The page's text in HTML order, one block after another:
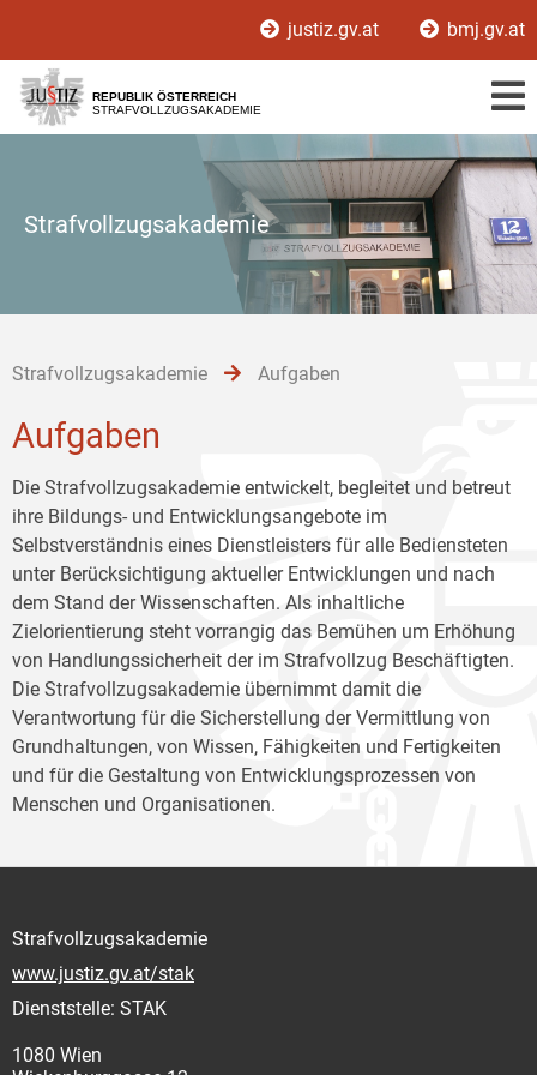
[1]
[2]
[3]
justiz.gv.at bmj.gv.at
REPUBLIK ÖSTERREICH
STRAFVOLLZUGSAKADEMIE
Strafvollzugsakademie
Strafvollzugsakademie Aufgaben
Aufgaben
Die Strafvollzugsakademie entwickelt, begleitet und betreut
ihre Bildungs- und Entwicklungsangebote im
Selbstverständnis eines Dienstleisters für alle Bediensteten
unter Berücksichtigung aktueller Entwicklungen und nach
dem Stand der Wissenschaften. Als inhaltliche
Zielorientierung steht vorrangig das Bemühen um Erhöhung
von Handlungssicherheit der im Strafvollzug Beschäftigten.
Die Strafvollzugsakademie übernimmt damit die
Verantwortung für die Sicherstellung der Vermittlung von
Grundhaltungen, von Wissen, Fähigkeiten und Fertigkeiten
und für die Gestaltung von Entwicklungsprozessen von
Menschen und Organisationen.
Strafvollzugsakademie
www.justiz.gv.at/stak
Dienststelle: STAK
1080 Wien